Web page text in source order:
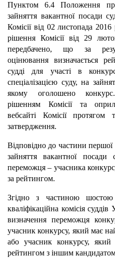
Пунктом 6.4 Положення
зайняття вакантної посади
Комісії від 02 листопада
рішення Комісії від 29
передбачено, що за
оцінювання визначається
судді для участі в
спеціалізацією суду, на
якому оголошено
рішенням Комісії та
вебсайті Комісії
затвердження.
Відповідно до частини першої
зайняття вакантної посади
переможця – учасника
за рейтингом.
Згідно з частиною
кваліфікаційна комісія
визначення переможця
учасник конкурсу, який має
або учасник конкурсу, який
рейтингом з іншим